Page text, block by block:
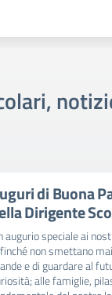
di Buona
Dirigente
augurio speciale ai
non smettano
e di guardare al
alle famiglie,